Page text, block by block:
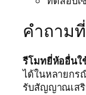
คำถาม
รีโมทยี่ห้ออื่นใ
ได้ในหลายกร
รับสัญญาณเสริ